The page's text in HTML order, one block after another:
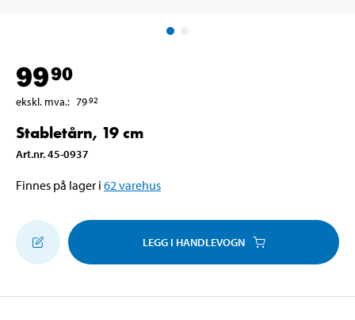
9990
ekskl. mva.: 7992
Stabletårn, 19 cm
Art.nr.45-0937
Finnes på lager i 62 varehus
LEGG I HANDLEVOGN